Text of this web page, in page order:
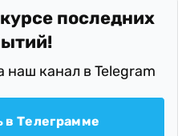
последних
наш канал в Telegram
в Телеграмме